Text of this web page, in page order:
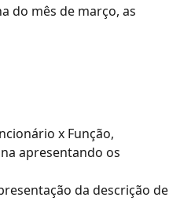
do mês de março, as
x Função,
apresentando os
da descrição de